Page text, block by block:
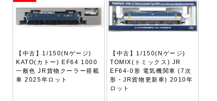
【中古】1/150(Nゲージ)
KATO(カトー) EF64 1000
一般色 JR貨物クーラー搭載
車 2025年ロット
【中古】1/150(Nゲージ)
TOMIX(トミックス) JR
EF64-0形 電気機関車 (7次
形・JR貨物更新車) 2010年
ロット